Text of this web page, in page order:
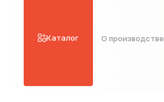
Каталог О производстве